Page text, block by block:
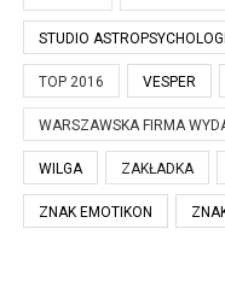
STUDIO
TOP 2016 VESPER
WARSZAWSKA FIRMA
WILGA ZAKŁADKA
ZNAK EMOTIKON